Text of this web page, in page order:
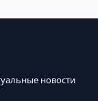
новости